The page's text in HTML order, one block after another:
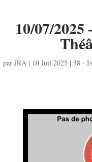
10/07/
par JRA| 10 Juil 2025 | 38 -